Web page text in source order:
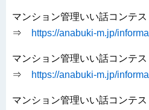
マンション管理いい話コンテ
⇒
https://anabuki-m.jp/
マンション管理いい話コンテ
⇒
https://anabuki-m.jp/
マンション管理いい話コンテ